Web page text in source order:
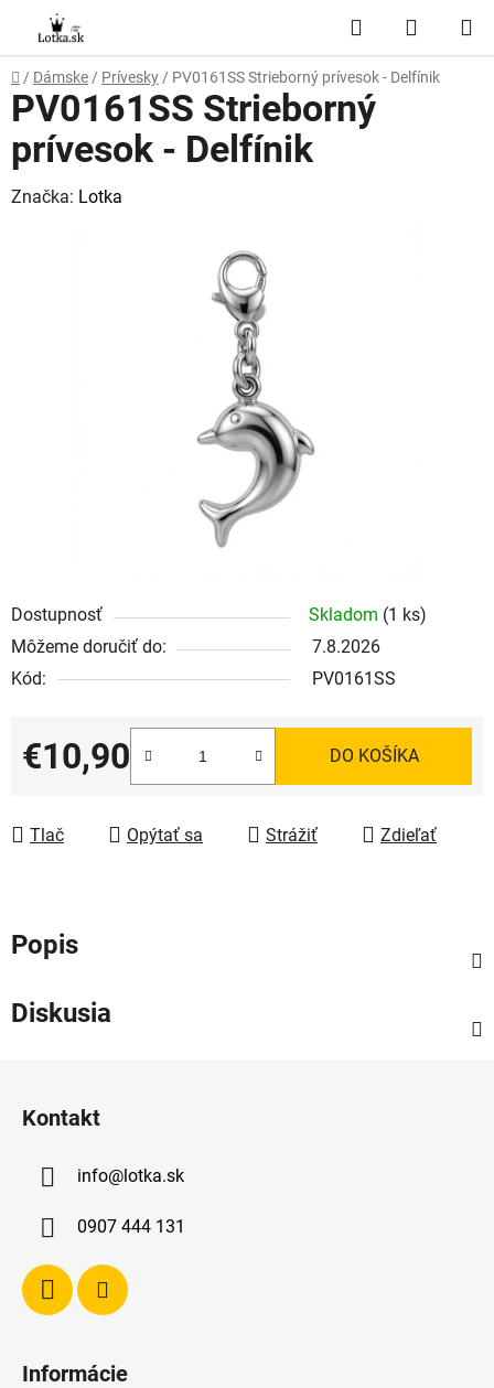
obsah
Hľadať
KOŠÍK
Domov
/ Dámske / Prívesky / PV0161SS Strieborný prívesok - Delfínik
Dostupnosť Skladom (1 ks)
Môžeme doručiť do:
7.8.2026
Kód:
PV0161SS
€10,90
Jednotková cena:
DO KOŠÍKA
Tlač Opýtať sa Strážiť Zdieľať
PV0161SS Strieborný
prívesok - Delfínik
Značka: Lotka
Popis
Diskusia
Kontakt
info@lotka.sk
0907 444 131
Informácie